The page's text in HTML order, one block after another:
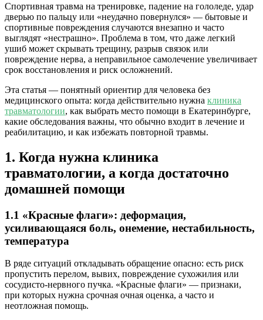
Спортивная травма на тренировке, падение на гололеде, удар
дверью по пальцу или «неудачно повернулся» — бытовые и
спортивные повреждения случаются внезапно и часто
выглядят «нестрашно». Проблема в том, что даже легкий
ушиб может скрывать трещину, разрыв связок или
повреждение нерва, а неправильное самолечение увеличивает
срок восстановления и риск осложнений.
Эта статья — понятный ориентир для человека без
медицинского опыта: когда действительно нужна клиника
травматологии, как выбрать место помощи в Екатеринбурге,
какие обследования важны, что обычно входит в лечение и
реабилитацию, и как избежать повторной травмы.
1. Когда нужна клиника
травматологии, а когда достаточно
домашней помощи
1.1 «Красные флаги»: деформация,
усиливающаяся боль, онемение, нестабильность,
температура
В ряде ситуаций откладывать обращение опасно: есть риск
пропустить перелом, вывих, повреждение сухожилия или
сосудисто-нервного пучка. «Красные флаги» — признаки,
при которых нужна срочная очная оценка, а часто и
неотложная помощь.